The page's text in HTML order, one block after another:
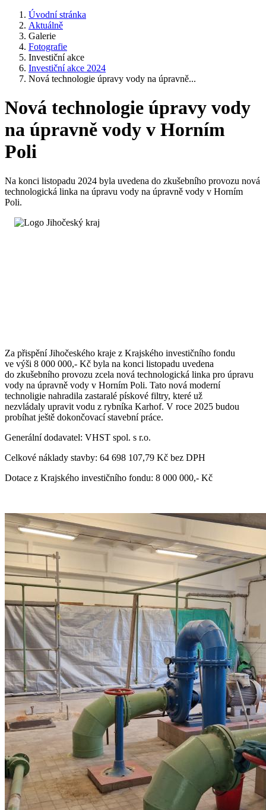
Úvodní stránka
Aktuálně
Galerie
Fotografie
Investiční akce
Investiční akce 2024
Nová technologie úpravy vody na úpravně...
Nová technologie úpravy vody
na úpravně vody v Horním
Poli
Na konci listopadu 2024 byla uvedena do zkušebního provozu nová
technologická linka na úpravu vody na úpravně vody v Horním
Poli.
Za přispění Jihočeského kraje z Krajského investičního fondu
ve výši 8 000 000,- Kč byla na konci listopadu uvedena
do zkušebního provozu zcela nová technologická linka pro úpravu
vody na úpravně vody v Horním Poli. Tato nová moderní
technoligie nahradila zastaralé pískové filtry, které už
nezvládaly upravit vodu z rybníka Karhof. V roce 2025 budou
probíhat ještě dokončovací stavební práce.
Generální dodavatel: VHST spol. s r.o.
Celkové náklady stavby: 64 698 107,79 Kč bez DPH
Dotace z Krajského investičního fondu: 8 000 000,- Kč